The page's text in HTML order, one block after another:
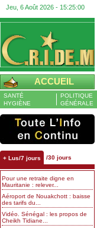
Jeu, 6 Août 2026 - 15:25:01
ACCUEIL
SANTÉ
HYGIÈNE
POLITIQUE
GÉNÉRALE
+ Lus/7 jours /30 jours
Pour une retraite digne en
Mauritanie : relever...
Aéroport de Nouakchott : baisse
des tarifs du...
Vidéo. Sénégal : les propos de
Cheikh Tidiane...